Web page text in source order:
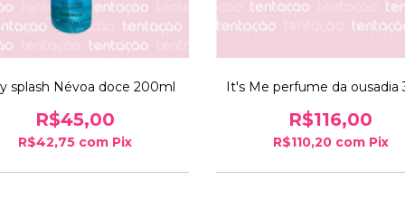
splash Névoa doce 200ml
R$45,00
R$42,75 com Pix
It's Me perfume da ousadia
R$116,00
R$110,20 com Pix